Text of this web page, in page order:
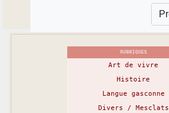
RUBRIQUES
Art de vivre
Histoire
Langue gasconne
Divers / Mesclats